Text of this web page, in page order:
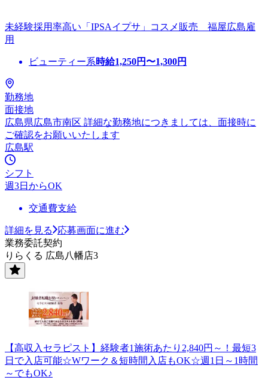
未経験採用率高い「IPSAイプサ」コスメ販売 福屋広島雇
用
ビューティー系時給1,250円〜1,300円
勤務地
面接地
広島県広島市南区 詳細な勤務地につきましては、面接時に
ご確認をお願いいたします
広島駅
シフト
週3日からOK
交通費支給
詳細を見る
応募画面に進む
業務委託契約
りらくる 広島八幡店3
【高収入セラピスト】経験者1施術あたり2,840円～！最短3
日で入店可能☆Wワーク＆短時間入店もOK☆週1日～1時間
～でもOK♪